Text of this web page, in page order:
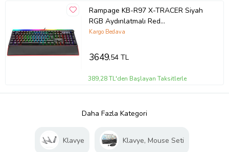
Rampage KB-R97 X-TRACER Siyah
RGB Aydınlatmalı Red
SwitchGaming Oyuncu Mekanik
Kargo Bedava
3649,54 TL
389,28 TL'den Başlayan Taksitlerle
Daha Fazla Kategori
Klavye Klavye, Mouse Seti